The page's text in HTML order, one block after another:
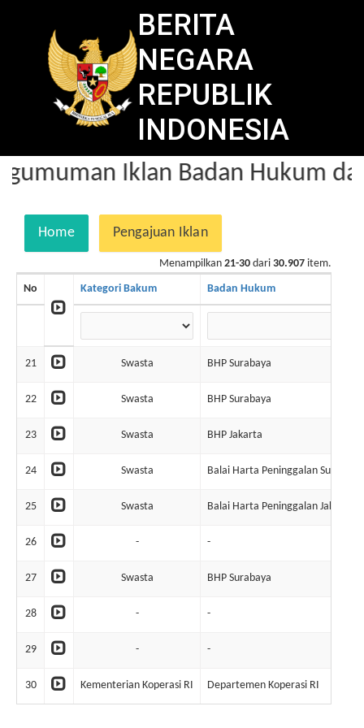
BERITA
NEGARA
REPUBLIK
INDONESIA
Iklan Badan Hukum
Home Pengajuan Iklan
Menampilkan 21-30 dari 30.907 item.
No Kategori Bakum Badan Hukum
21 Swasta BHP Surabaya
22 Swasta BHP Surabaya
23 Swasta BHP Jakarta
24 Swasta Balai Harta Peninggalan Surabaya
25 Swasta Balai Harta Peninggalan Jakarta
26 - -
27 Swasta BHP Surabaya
28 - -
29 - -
30 Kementerian Koperasi RI Departemen Koperasi RI